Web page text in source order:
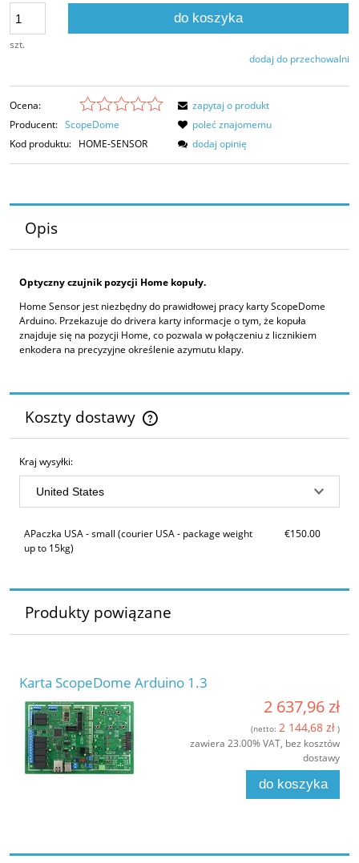
szt.
do koszyka
dodaj do przechowalni
Ocena:
Producent: ScopeDome
Kod produktu: HOME-SENSOR
zapytaj o produkt
poleć znajomemu
dodaj opinię
Opis
Optyczny czujnik pozycji Home kopuły.
Home Sensor jest niezbędny do prawidłowej pracy karty ScopeDome
Arduino. Przekazuje do drivera karty informacje o tym, że kopuła
znajduje się na pozycji Home, co pozwala w połączeniu z licznikiem
enkodera na precyzyjne określenie azymutu klapy.
Koszty dostawy
Cena nie zawiera ewentualnych kosztów płatności
Kraj wysyłki:
APaczka USA - small (courier USA - package weight
up to 15kg)
€150.00
Produkty powiązane
Karta ScopeDome Arduino 1.3
2 637,96 zł
(netto: 2 144,68 zł )
zawiera 23.00% VAT, bez kosztów
dostawy
do koszyka